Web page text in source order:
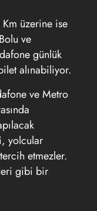
üzerine ise
ve
günlük
alınabiliyor.
ve Metro
yolcular
etmezler.
gibi bir